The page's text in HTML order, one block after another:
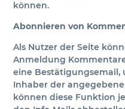
können.
Abonnieren von
Als Nutzer der Seite
Anmeldung
eine Bestätigungsemail,
Inhaber der
können diese Funktion